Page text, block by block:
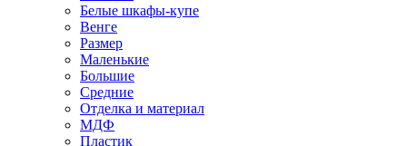
Белые шкафы-купе
Венге
Размер
Маленькие
Большие
Средние
Отделка и материал
МДФ
Пластик